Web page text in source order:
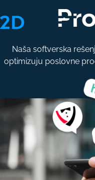
Naša softverska rešenja svakodnevno olakšavaju rad i
optimizuju poslovne